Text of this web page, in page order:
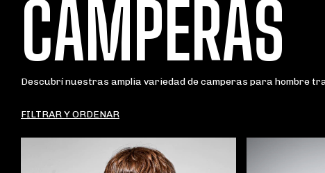
CAMPERAS
Descubrí nuestras amplia variedad de camperas para hombre
FILTRAR Y ORDENAR